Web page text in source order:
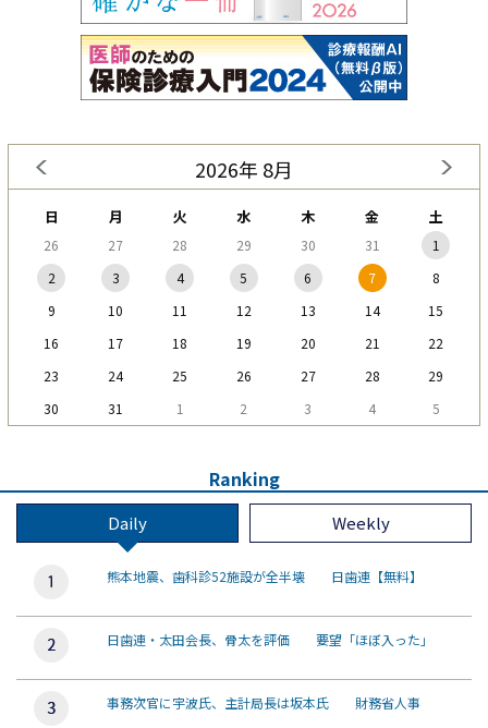
2026年 8月
日 月 火 水 木 金 土
26 27 28 29 30 31
1
2
3 4 5 6 7
8
9
10 11 12 13 14
15
16
17 18 19 20 21
22
23
24 25 26 27 28
29
30
31 1 2 3 4 5
Ranking
Daily Weekly
熊本地震、歯科診52施設が全半壊 日歯連【無料】
日歯連・太田会長、骨太を評価 要望「ほぼ入った」
事務次官に宇波氏、主計局長は坂本氏 財務省人事